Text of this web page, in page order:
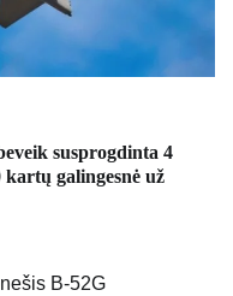
susprogdinta 4
kartų galingesnė už
B-52G